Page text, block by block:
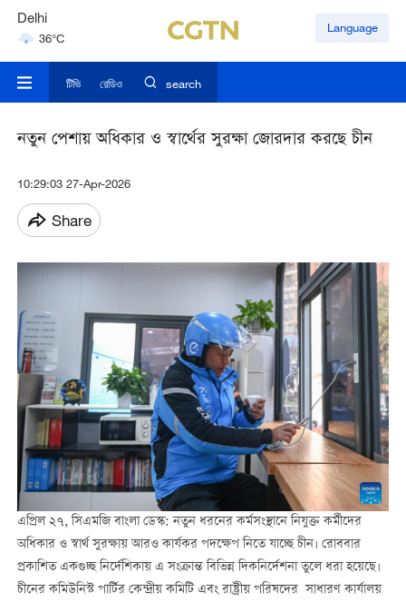
Delhi
36°C
Hyderabad
Language
টিভি রেডিও search
নতুন পেশায় অধিকার ও স্বার্থের সুরক্ষা জোরদার করছে চীন
10:29:03 27-Apr-2026
Share
এপ্রিল ২৭, সিএমজি বাংলা ডেস্ক: নতুন ধরনের কর্মসংস্থানে নিযুক্ত কর্মীদের
অধিকার ও স্বার্থ সুরক্ষায় আরও কার্যকর পদক্ষেপ নিতে যাচ্ছে চীন। রোববার
প্রকাশিত একগুচ্ছ নির্দেশিকায় এ সংক্রান্ত বিভিন্ন দিকনির্দেশনা তুলে ধরা হয়েছে।
চীনের কমিউনিস্ট পার্টির কেন্দ্রীয় কমিটি এবং রাষ্ট্রীয় পরিষদের সাধারণ কার্যালয়